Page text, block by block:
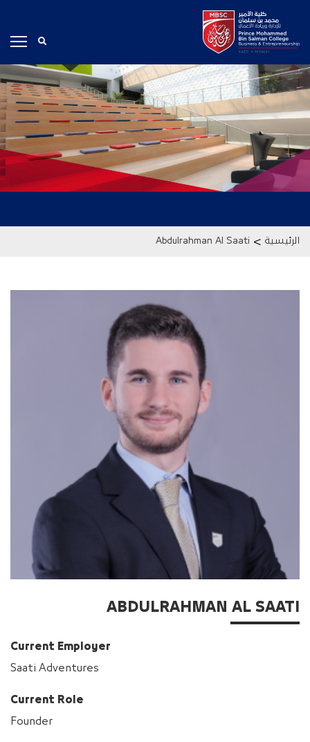
الرئيسية >
Abdulrahman Al Saati
ABDULRAHMAN AL SAATI
Current Employer
Saati Adventures
Current Role
Founder